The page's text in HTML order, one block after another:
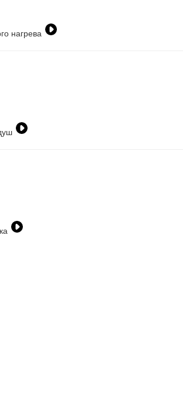
нагрева